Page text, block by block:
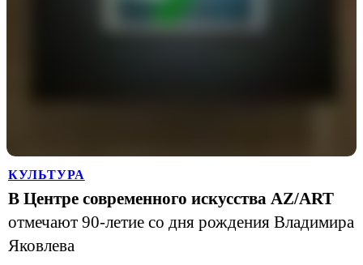
КУЛЬТУРА
В Центре современного искусства AZ/ART
отмечают 90-летие со дня рождения Владимира
Яковлева